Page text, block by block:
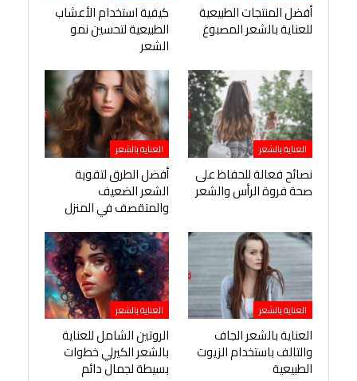
أفضل المنتجات الطبيعية
للعناية بالشعر المصبوغ
كيفية استخدام الأعشاب
الطبيعية لتحسين نمو
الشعر
العناية بالشعر
نصائح فعالة للحفاظ على
صحة فروة الرأس والشعر
العناية بالشعر
أفضل الطرق لتقوية
الشعر الضعيف
والمتقصف في المنزل
العناية بالشعر
العناية بالشعر الجاف
والتالف باستخدام الزيوت
الطبيعية
العناية بالشعر
الروتين الشامل للعناية
بالشعر الكيرلي خطوات
بسيطة لجمال دائم